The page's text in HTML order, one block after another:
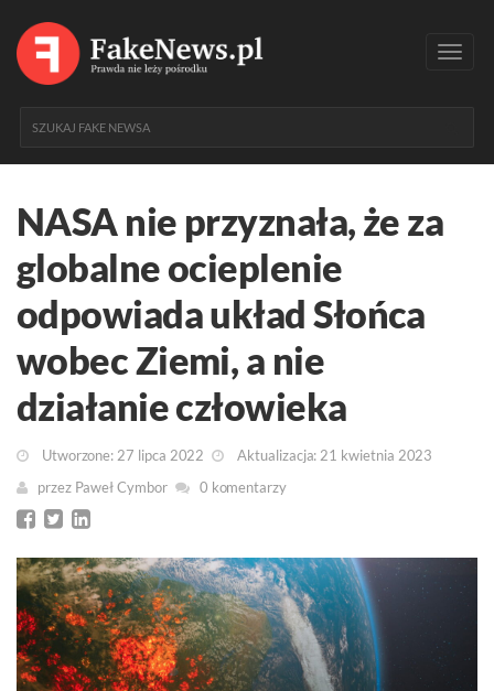
NASA nie przyznała, że za
globalne ocieplenie
odpowiada układ Słońca
wobec Ziemi, a nie
działanie człowieka
Utworzone: 27 lipca 2022
Aktualizacja: 21 kwietnia 2023
przez Paweł Cymbor 0 komentarzy